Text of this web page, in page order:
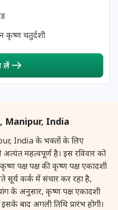
Onam
Shravana Purnima Vrat
Anvadhan
कृष्ण चतुर्दशी
लें
Manipur, India
India के भक्तों के लिए
महत्वपूर्ण है। इस रविवार को
पक्ष पक्ष की कृष्ण पक्ष एकादशी
सूर्य कर्क में संचार कर रहा है,
के अनुसार, कृष्ण पक्ष एकादशी
बाद अगली तिथि प्रारंभ होगी।